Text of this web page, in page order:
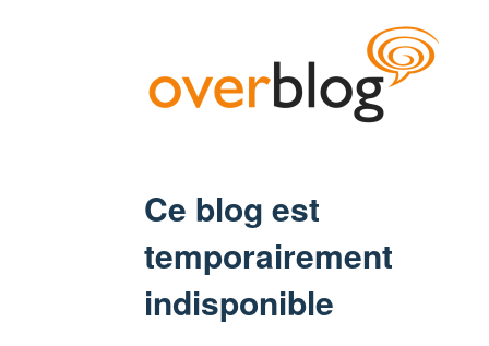
Ce blog est
temporairement
indisponible